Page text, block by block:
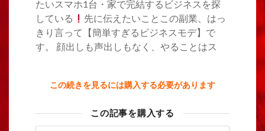
たいスマホ1台・家で完結するビジネスを探
している
先に伝えたいことこの副業、はっ
きり言って【簡単すぎるビジネスモデ】で
す。 顔出しも声出しもなく、やることはス
この続きを見るには購入する必要があります
この記事を購入する